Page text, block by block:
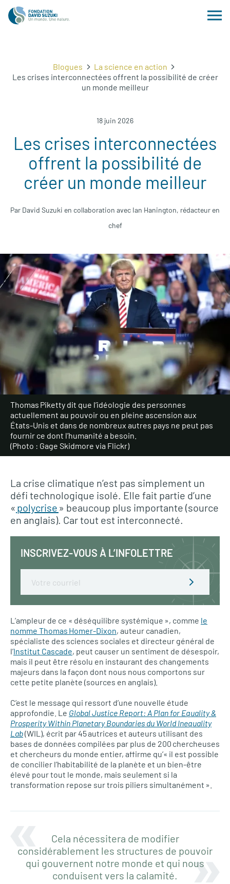
Blogues
La science en action
Les crises interconnectées offrent la possibilité de créer
un monde meilleur
18 juin 2026
Les crises interconnectées
offrent la possibilité de
créer un monde meilleur
Par David Suzuki en collaboration avec Ian Hanington, rédacteur en
chef
Thomas Piketty dit que l’idéologie des personnes
actuellement au pouvoir ou en pleine ascension aux
États-Unis et dans de nombreux autres pays ne peut pas
fournir ce dont l’humanité a besoin.
(Photo : Gage Skidmore via Flickr)
La crise climatique n’est pas simplement un
défi technologique isolé. Elle fait partie d’une
« polycrise » beaucoup plus importante (source
en anglais). Car tout est interconnecté.
INSCRIVEZ-VOUS À L’INFOLETTRE
L’ampleur de ce « déséquilibre systémique », comme le
nomme Thomas Homer-Dixon, auteur canadien,
spécialiste des sciences sociales et directeur général de
l’Institut Cascade, peut causer un sentiment de désespoir,
mais il peut être résolu en instaurant des changements
majeurs dans la façon dont nous nous comportons sur
cette petite planète (sources en anglais).
C’est le message qui ressort d’une nouvelle étude
approfondie. Le Global Justice Report: A Plan for Equality &
Prosperity Within Planetary Boundaries du World Inequality
Lab(WIL), écrit par 45 autrices et auteurs utilisant des
bases de données compilées par plus de 200 chercheuses
et chercheurs du monde entier, affirme qu’« il est possible
de concilier l’habitabilité de la planète et un bien-être
élevé pour tout le monde, mais seulement si la
transformation repose sur trois piliers simultanément ».
Cela nécessitera de modifier
considérablement les structures de pouvoir
qui gouvernent notre monde et qui nous
conduisent vers la calamité.